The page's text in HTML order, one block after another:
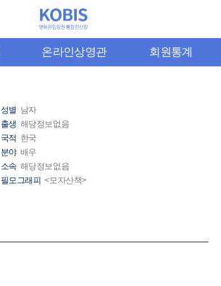
온라인상영관 회원통계
성별 남자
출생 해당정보없음
국적 한국
분야 배우
소속 해당정보없음
필모그래피 <모자산책>